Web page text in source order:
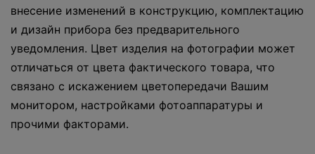
внесение изменений в конструкцию, комплектацию
и дизайн прибора без предварительного
уведомления. Цвет изделия на фотографии может
отличаться от цвета фактического товара, что
связано с искажением цветопередачи Вашим
монитором, настройками фотоаппаратуры и
прочими факторами.